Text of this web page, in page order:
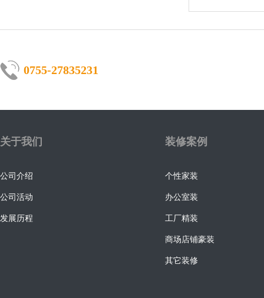
0755-27835231
关于我们
公司介绍
公司活动
发展历程
装修案例
个性家装
办公室装
工厂精装
商场店铺豪装
其它装修